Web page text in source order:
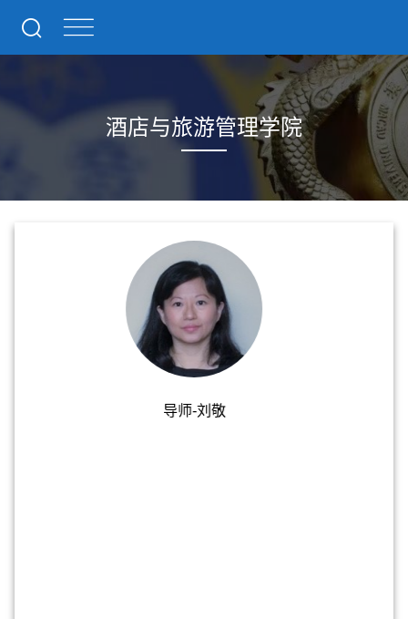
酒店与旅游管理学院
导师-罗尹希